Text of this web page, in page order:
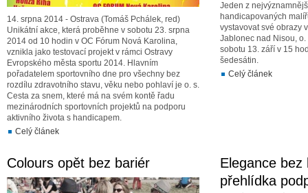
14. srpna 2014 - Ostrava (Tomáš Pchálek, red)
Unikátní akce, která proběhne v sobotu 23. srpna
2014 od 10 hodin v OC Fórum Nová Karolina,
vznikla jako testovací projekt v rámci Ostravy
Evropského města sportu 2014. Hlavním
pořadatelem sportovního dne pro všechny bez
rozdílu zdravotního stavu, věku nebo pohlaví je o. s.
Cesta za snem, které má na svém kontě řadu
mezinárodních sportovních projektů na podporu
aktivního života s handicapem.
Celý článek
Jeden z
handicapovaných
vystavovat své obrazy
Jablonec nad Nisou,
sobotu 13. září v 15
šedesátin.
Celý článek
Colours opět bez bariér
Elegance
přehlídka